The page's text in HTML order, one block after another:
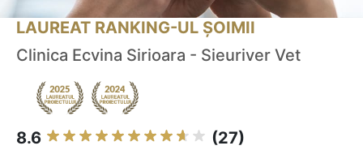
LAUREAT RANKING-UL ȘOIMII
Clinica Ecvina Sirioara - Sieuriver Vet
8.6 (27)